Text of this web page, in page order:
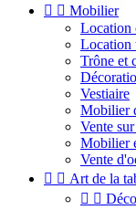
  Mobilier
Location
Location
Trône et
Vestiaire
Mobilier
Vente
Mobilier
Vente
  Art de la
 